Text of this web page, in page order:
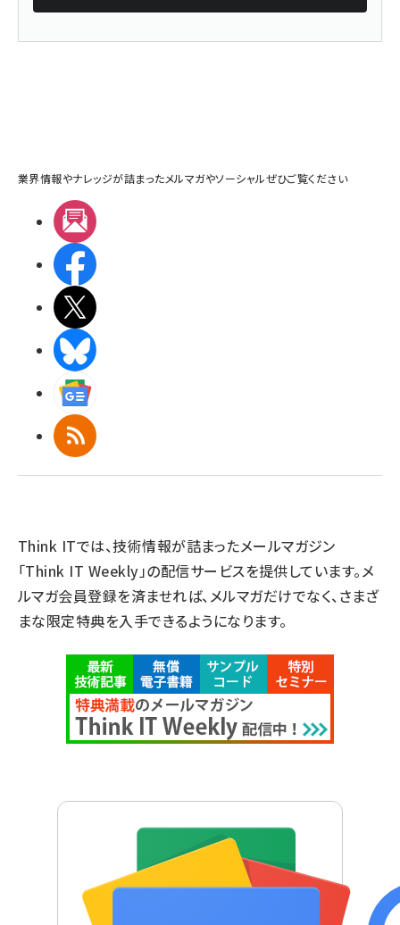
業界情報やナレッジが詰まったメルマガやソーシャルぜひご覧ください
RSS
Think ITでは、技術情報が詰まったメールマガジン
「Think IT Weekly」の配信サービスを提供しています。メ
ルマガ会員登録を済ませれば、メルマガだけでなく、さまざ
まな限定特典を入手できるようになります。